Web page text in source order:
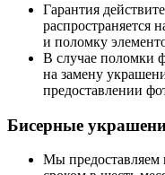
Гарантия
распространяется
и поломку
В случае поломки
на замену
предоставлении
Бисерные
Мы предоставляем